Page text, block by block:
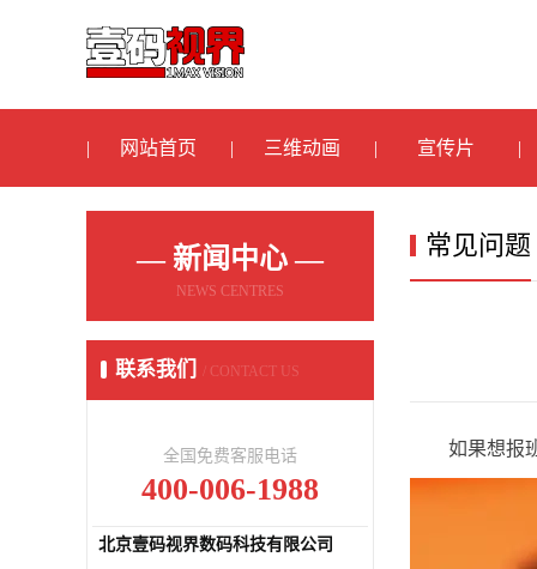
网站首页 三维动画 宣传片
— 新闻中心 —
NEWS CENTRES
联系我们 / CONTACT US
全国免费客服电话
400-006-1988
北京壹码视界数码科技有限公司
常见问题
如果想报